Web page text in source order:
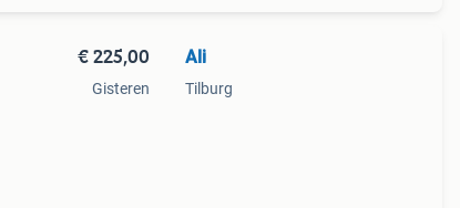
€ 225,00
Gisteren
Ali
Tilburg